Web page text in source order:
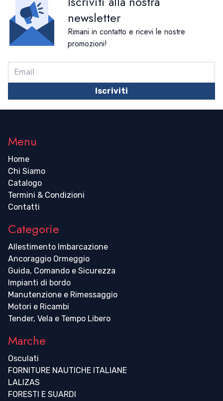
Viadana
Trecce Per Drizze E Scotte
Vang Rigidi
Winch E Accessori Per Winch
Winch E Accessori Per Winch
newsletter
Rimani in contatto e ricevi le nostre
promozioni!
Iscriviti
Menu
Home
Chi Siamo
Catalogo
Termini & Condizioni
Contatti
Categorie
Allestimento Imbarcazione
Ancoraggio Ormeggio
Guida, Comando e Sicurezza
Impianti di bordo
Manutenzione e Rimessaggio
Motori e Ricambi
Tender, Vela e Tempo Libero
Marche
Osculati
FORNITURE NAUTICHE ITALIANE
LALIZAS
FORESTI E SUARDI